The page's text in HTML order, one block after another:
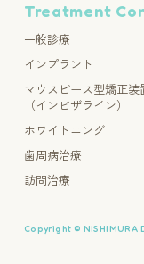
Treatment
一般診療
インプラント
マウスピース型矯正装
（インビザライン）
ホワイトニング
歯周病治療
訪問治療
Copyright © NISHIMURA